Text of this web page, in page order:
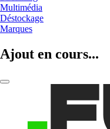
Multimédia
Déstockage
Marques
Ajout en cours...